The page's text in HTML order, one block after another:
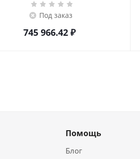
Под заказ
745 966.42₽
Помощь
Блог